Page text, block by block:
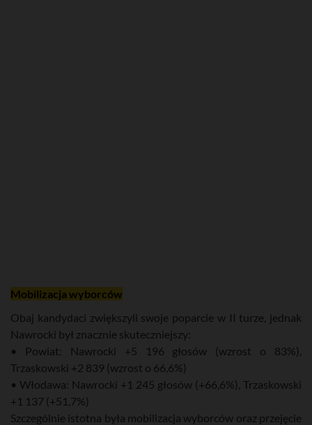
Mobilizacja wyborców
Obaj kandydaci zwiększyli swoje poparcie w II turze, jednak
Nawrocki był znacznie skuteczniejszy:
• Powiat: Nawrocki +5 196 głosów (wzrost o 83%),
Trzaskowski +2 839 (wzrost o 66,6%)
• Włodawa: Nawrocki +1 245 głosów (+66,6%), Trzaskowski
+1 137 (+51,7%)
Szczególnie istotna była mobilizacja wyborców oraz przejęcie